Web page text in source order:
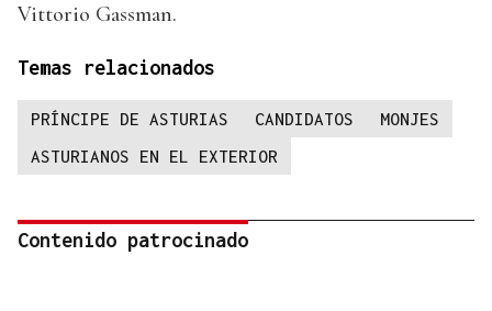
Vittorio Gassman.
Temas relacionados
PRÍNCIPE DE ASTURIAS CANDIDATOS
MONJES
ASTURIANOS EN EL EXTERIOR
Contenido patrocinado